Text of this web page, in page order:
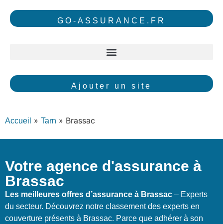
GO-ASSURANCE.FR
Ajouter un site
Accueil » Tarn » Brassac
Votre agence d'assurance à
Brassac
Les meilleures offres d’assurance à Brassac – Experts
du secteur. Découvrez notre classement des experts en
couverture présents à Brassac. Parce que adhérer à son